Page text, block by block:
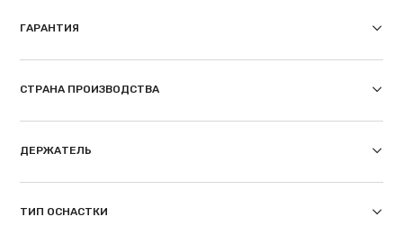
ГАРАНТИЯ
СТРАНА ПРОИЗВОДСТВА
ДЕРЖАТЕЛЬ
ТИП ОСНАСТКИ